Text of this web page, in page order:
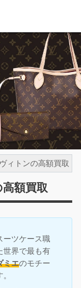
ィトンの高額買取
額買取
ーツケース職
世界で最も有
ミエのモチー